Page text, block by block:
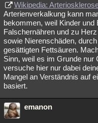
Wikipedia:
Arterienverkalkung kann
bekommen, weil Kinder
Falschernähren und zu
sowie Nierenschäden,
gesättigten Fettsäuren.
Sinn, weil es im Grunde
versuche hier nur dabei
Mangel an Verständnis auf
basiert.
emanon